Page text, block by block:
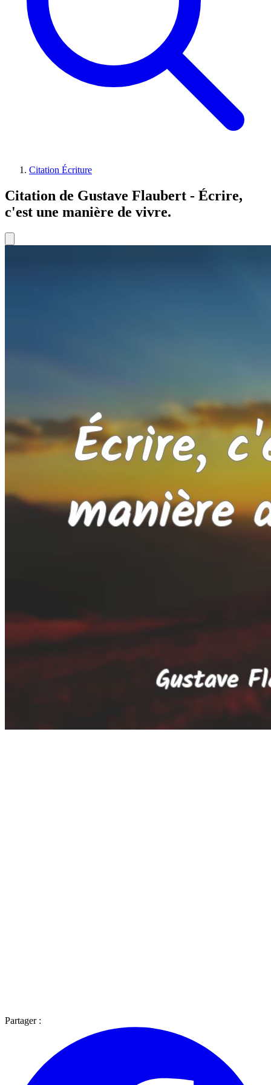
Citation Écriture
Citation de Gustave Flaubert - Écrire,
c'est une manière de vivre.
Partager :